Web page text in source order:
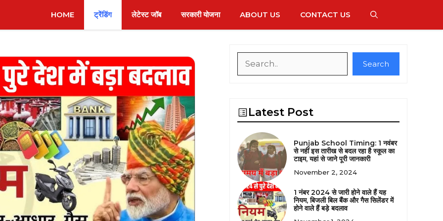
HOME ट्रेंडिंग लेटेस्ट जॉब सरकारी योजना ABOUT US CONTACT US
Search
Latest Post
Punjab School Timing: 1 नवंबर
से नहीं इस तारीख से बदल रहा है स्कूल का
टाइम, यहां से जाने पूरी जानकारी
November 2, 2024
1 नंबर 2024 से जारी होने वाले हैं यह
नियम, बिजली बिल बैंक और गैस सिलेंडर में
होने वाले हैं बड़े बदलाव